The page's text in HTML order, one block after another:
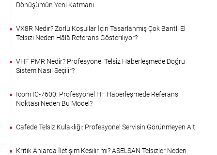
Dönüşümün Yeni Katmanı
VX8R Nedir? Zorlu Koşullar İçin Tasarlanmış Çok Bantlı El
Telsizi Neden Hâlâ Referans Gösteriliyor?
VHF PMR Nedir? Profesyonel Telsiz Haberleşmede Doğru
Sistem Nasıl Seçilir?
Icom IC-7600: Profesyonel HF Haberleşmede Referans
Noktası Neden Bu Model?
Cafede Telsiz Kulaklığı: Profesyonel Servisin Görünmeyen Alt
Kritik Anlarda İletişim Kesilir mi? ASELSAN Telsizler Neden